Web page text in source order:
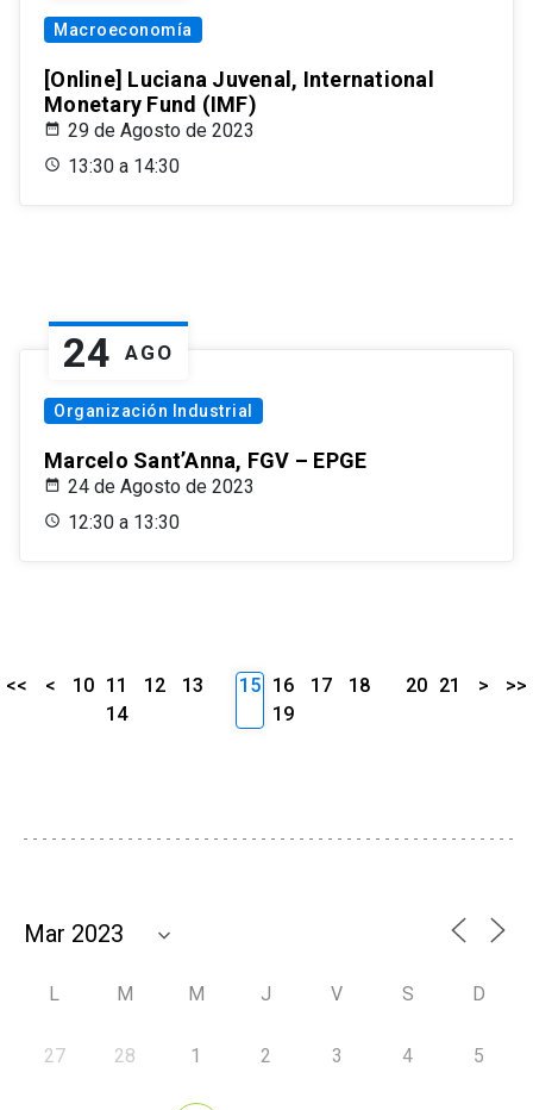
Macroeconomía
[Online] Luciana Juvenal, International
Monetary Fund (IMF)
29 de Agosto de 2023
13:30 a 14:30
24 AGO
Organización Industrial
Marcelo Sant’Anna, FGV – EPGE
24 de Agosto de 2023
12:30 a 13:30
<< < 10 11 12
13
14
15 16 17
18
19
20 21 > >>
L M M J V S D
27 28 1 2 3 4 5